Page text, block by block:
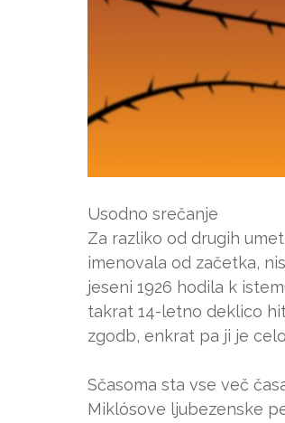
Usodno srečanje
Za razliko od drugih
imenovala od začetka,
jeseni 1926 hodila k
takrat 14-letno deklico
zgodb, enkrat pa ji je
Sčasoma sta vse več
Miklósove ljubezenske